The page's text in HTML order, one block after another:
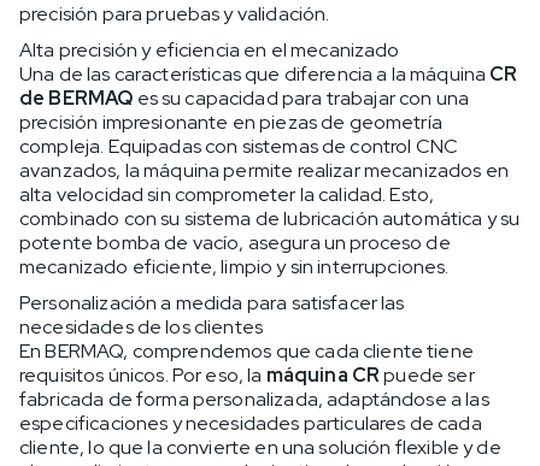
precisión para pruebas y validación.
Alta precisión y eficiencia en el mecanizado
Una de las características que diferencia a la máquina CR
de BERMAQ es su capacidad para trabajar con una
precisión impresionante en piezas de geometría
compleja. Equipadas con sistemas de control CNC
avanzados, la máquina permite realizar mecanizados en
alta velocidad sin comprometer la calidad. Esto,
combinado con su sistema de lubricación automática y su
potente bomba de vacío, asegura un proceso de
mecanizado eficiente, limpio y sin interrupciones.
Personalización a medida para satisfacer las
necesidades de los clientes
En BERMAQ, comprendemos que cada cliente tiene
requisitos únicos. Por eso, la máquina CRpuede ser
fabricada de forma personalizada, adaptándose a las
especificaciones y necesidades particulares de cada
cliente, lo que la convierte en una solución flexible y de